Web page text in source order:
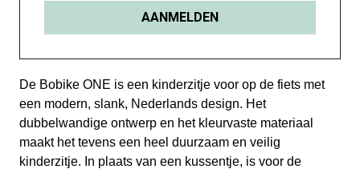
De Bobike ONE is een kinderzitje voor op de fiets met
een modern, slank, Nederlands design. Het
dubbelwandige ontwerp en het kleurvaste materiaal
maakt het tevens een heel duurzaam en veilig
kinderzitje. In plaats van een kussentje, is voor de